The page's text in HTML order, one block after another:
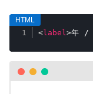
<label>年 /